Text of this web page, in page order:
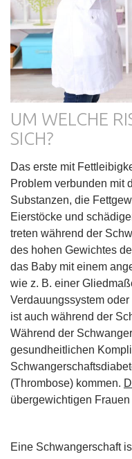
UM WELCHE
SICH?
Das erste mit
Problem verbunden mit
Substanzen, die
Eierstöcke und
treten während der
des hohen Gewichtes
das Baby mit einem
wie z. B. einer
Verdauungssystem
ist auch während der
Während der
gesundheitlichen
(Thrombose) kommen.
übergewichtigen
Eine Schwangerschaft